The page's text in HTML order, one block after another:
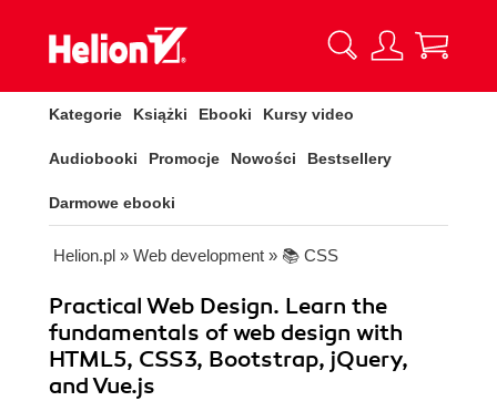
Kategorie Książki Ebooki Kursy video
Audiobooki Promocje Nowości Bestsellery
Darmowe ebooki
Helion.pl » Web development » 📚 CSS
Practical Web Design. Learn the
fundamentals of web design with
HTML5, CSS3, Bootstrap, jQuery,
and Vue.js